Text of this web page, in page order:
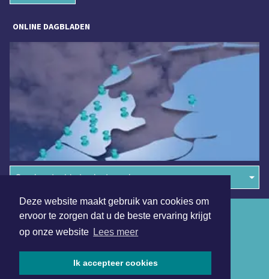
Deze website maakt gebruik van cookies om
ervoor te zorgen dat u de beste ervaring krijgt
op onze website Lees meer
Ik accepteer cookies
ONLINE DAGBLADEN
Overige dagbladen in de regio
Algemene voorwaarden
Disclaimer